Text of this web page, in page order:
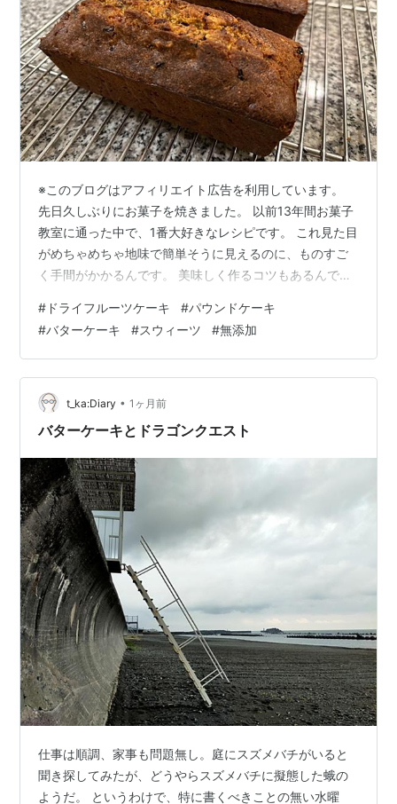
※このブログはアフィリエイト広告を利用しています。
先日久しぶりにお菓子を焼きました。 以前13年間お菓子
教室に通った中で、1番大好きなレシピです。 これ見た目
がめちゃめちゃ地味で簡単そうに見えるのに、ものすご
く手間がかかるんです。 美味しく作るコツもあるんです
く作業が細かい（汗） クルミを小ジャリの大きさにカッ
ト。 小ジャリ超えて砂に近い？です^^; ドライフルーツ
も約6mm角 はまだ序の口 レーズンに至っては 1粒を6等
分 ともう訳が分からなくなってきます。 ナイフも直ぐに
ドライフルーツでベタベタになるので、途中で何度も洗
います。 でも、…
# ドライフルーツケーキ #パウンドケーキ
#バターケーキ #スウィーツ #無添加
t_ka:Diary • 1ヶ月前
バターケーキとドラゴンクエスト
仕事は順調、家事も問題無し。庭にスズメバチがいると
聞き探してみたが、どうやらスズメバチに擬態した蛾の
ようだ。 というわけで、特に書くべきことの無い水曜